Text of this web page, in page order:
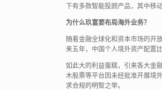
下有多款智能投顾产品，其中移
为什么玖富要布局海外业务？
随着金融全球化和资本市场的开
来五年，中国个人境外资产配置
如此大的利益蛋糕，引来各大金
木股票等平台因未经批准开展境
求合规的明智之举。